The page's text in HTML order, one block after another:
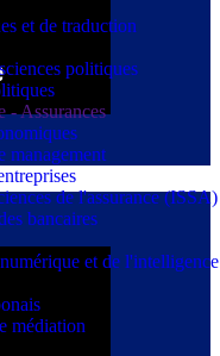
et de traduction
politiques
- Assurances
management
de l'assurance (ISSA)
bancaires
et de l'intelligence
médiation